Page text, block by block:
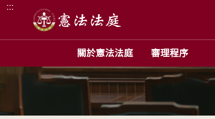
跳到主要內容區塊
:::
關於憲法法庭 審理程序